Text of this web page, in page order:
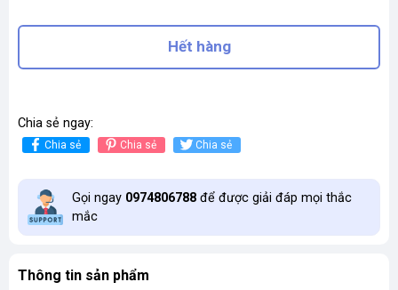
Hết hàng
Chia sẻ ngay:
Chia sẻ Chia sẻ Chia sẻ
Gọi ngay 0974806788 để được giải đáp mọi thắc
mắc
Thông tin sản phẩm